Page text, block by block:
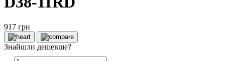
917 грн
Знайшли дешевше?